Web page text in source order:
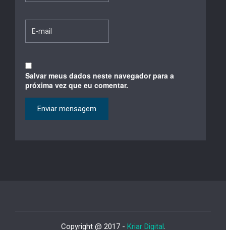
Salvar meus dados neste navegador para a
próxima vez que eu comentar.
Copyright @ 2017 - Kriar Digital.